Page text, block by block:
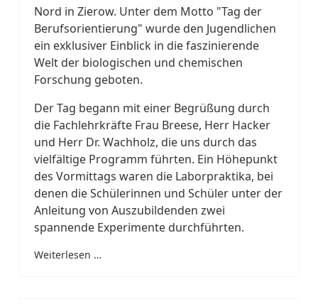
Nord in Zierow. Unter dem Motto "Tag der
Berufsorientierung" wurde den Jugendlichen
ein exklusiver Einblick in die faszinierende
Welt der biologischen und chemischen
Forschung geboten.
Der Tag begann mit einer Begrüßung durch
die Fachlehrkräfte Frau Breese, Herr Hacker
und Herr Dr. Wachholz, die uns durch das
vielfältige Programm führten. Ein Höhepunkt
des Vormittags waren die Laborpraktika, bei
denen die Schülerinnen und Schüler unter der
Anleitung von Auszubildenden zwei
spannende Experimente durchführten.
Weiterlesen …